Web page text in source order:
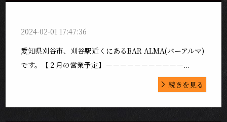
2024-02-01 17:47:36
愛知県刈谷市、刈谷駅近くにあるBAR ALMA(バーアルマ)
です。【２月の営業予定】－－－－－－－－－－－...
続きを見る